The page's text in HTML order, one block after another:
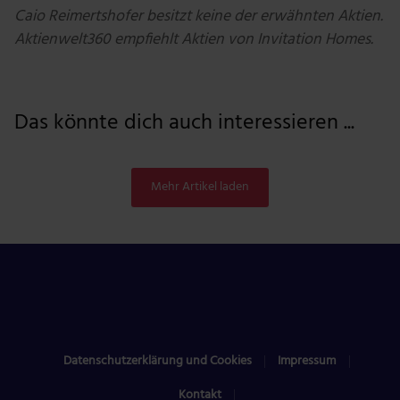
Caio Reimertshofer besitzt keine der erwähnten Aktien.
Aktienwelt360 empfiehlt Aktien von Invitation Homes.
Das könnte dich auch interessieren ...
Mehr Artikel laden
Datenschutzerklärung und Cookies
Impressum
Kontakt